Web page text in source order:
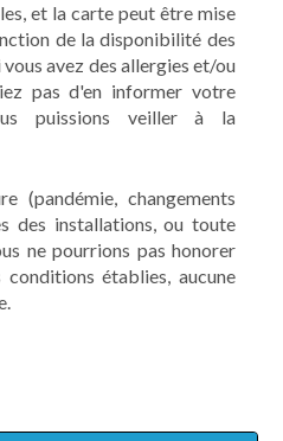
et la carte peut être mise
de la disponibilité des
avez des allergies et/ou
pas d'en informer votre
puissions veiller à la
(pandémie, changements
des installations, ou toute
ne pourrions pas honorer
établies, aucune